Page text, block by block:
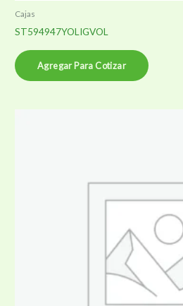
Cajas
ST594947YOLIGVOL
Agregar Para Cotizar